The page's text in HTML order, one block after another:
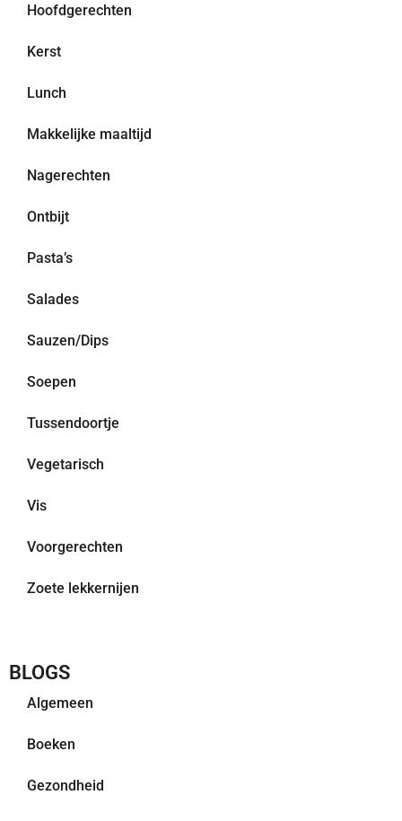
Hoofdgerechten
Kerst
Lunch
Makkelijke maaltijd
Nagerechten
Ontbijt
Pasta’s
Salades
Sauzen/Dips
Soepen
Tussendoortje
Vegetarisch
Vis
Voorgerechten
Zoete lekkernijen
BLOGS
Algemeen
Boeken
Gezondheid